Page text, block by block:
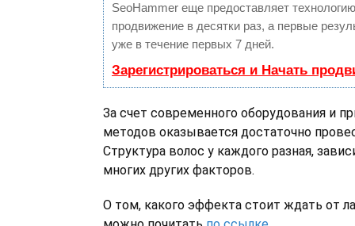
SeoHammer еще предоставляет
продвижение в десятки раз, а первые
уже в течение первых 7 дней.
Зарегистрироваться и Начать
За счет современного оборудования и
методов оказывается достаточно
Структура волос у каждого разная,
многих других факторов.
О том, какого эффекта стоит ждать от